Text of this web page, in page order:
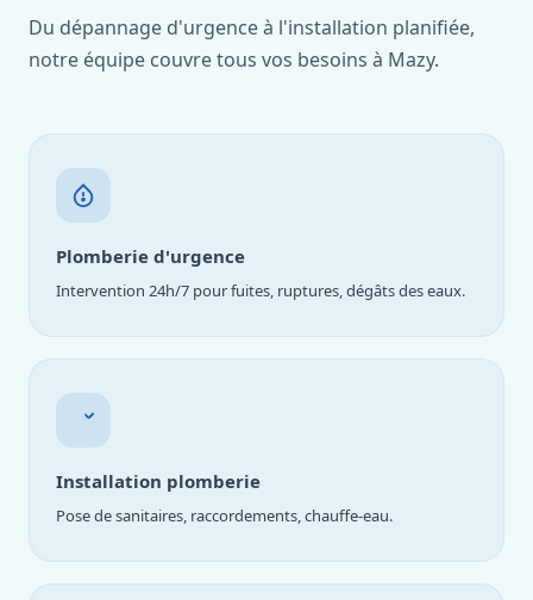
Du dépannage d'urgence à l'installation planifiée,
notre équipe couvre tous vos besoins à Mazy.
Plomberie d'urgence
Intervention 24h/7 pour fuites, ruptures, dégâts des eaux.
Installation plomberie
Pose de sanitaires, raccordements, chauffe-eau.